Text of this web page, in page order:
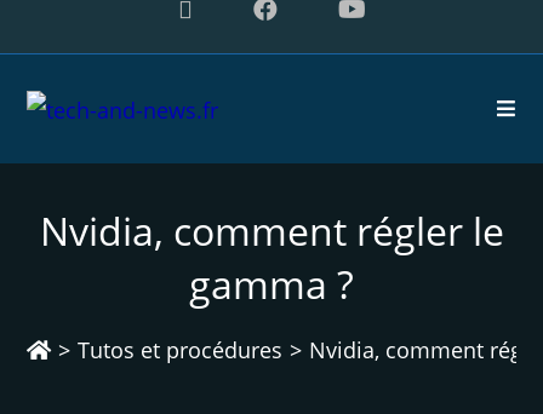
Nvidia, comment régler le
gamma ?
> Tutos et procédures > Nvidia, comment